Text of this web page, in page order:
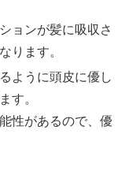
ョンが髪に吸収さ
ります。
ように頭皮に優し
す。
性があるので、優